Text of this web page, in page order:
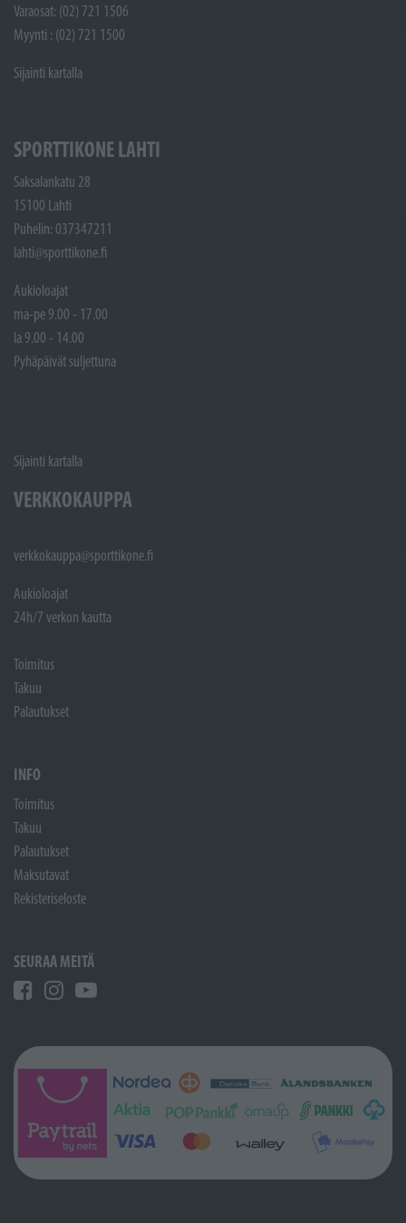
Varaosat: (02) 721 1506
Myynti : (02) 721 1500
Sijainti kartalla
SPORTTIKONE LAHTI
Saksalankatu 28
15100 Lahti
Puhelin: 037347211
lahti@sporttikone.fi
Aukioloajat
ma-pe 9.00 - 17.00
la 9.00 - 14.00
Pyhäpäivät suljettuna
Sijainti kartalla
VERKKOKAUPPA
verkkokauppa@sporttikone.fi
Aukioloajat
24h/7 verkon kautta
Toimitus
Takuu
Palautukset
INFO
Toimitus
Takuu
Palautukset
Maksutavat
Rekisteriseloste
SEURAA MEITÄ